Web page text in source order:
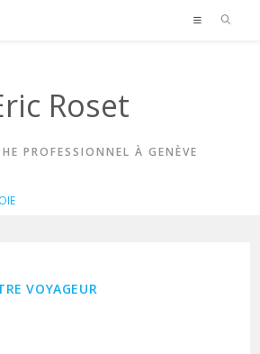
Roset
PROFESSIONNEL À GENÈVE
VOYAGEUR